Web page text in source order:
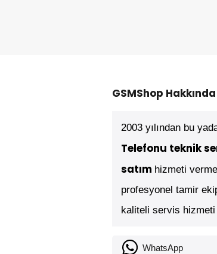
GSMShop Hakkında
2003 yılından bu
Telefonu teknik
satım hizmeti
profesyonel tamir
kaliteli servis
WhatsApp